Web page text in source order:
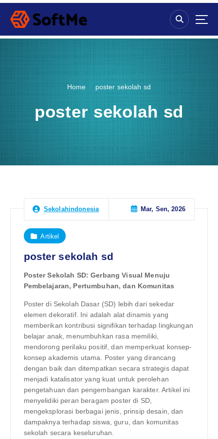
S
p
Home poster sekolah sd
poster sekolah sd
Sekolahindonesia Mar, Sen, 2026
Artikel
poster sekolah sd
Poster Sekolah SD: Gerbang Visual Menuju
Pembelajaran, Pertumbuhan, dan Komunitas
Poster di Sekolah Dasar (SD) lebih dari sekedar
elemen dekoratif. Ini adalah alat dinamis yang
memberikan kontribusi signifikan terhadap lingkungan
belajar anak, menumbuhkan rasa memiliki,
mendorong perilaku positif, dan memperkuat konsep-
konsep akademis utama. Poster yang dirancang
dengan baik dan ditempatkan secara strategis dapat
menjadi katalisator yang kuat untuk perolehan
pengetahuan dan pengembangan karakter. Artikel ini
menyelidiki peran beragam poster di SD,
mengeksplorasi berbagai jenis, prinsip desain, dan
dampaknya terhadap siswa, guru, dan komunitas
sekolah secara keseluruhan.